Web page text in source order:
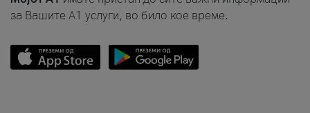
за Вашите A1 услуги, во било кое време.